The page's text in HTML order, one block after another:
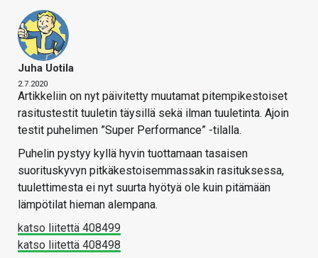
Juha Uotila
2.7.2020
Artikkeliin on nyt päivitetty muutamat pitempikestoiset
rasitustestit tuuletin täysillä sekä ilman tuuletinta. Ajoin
testit puhelimen ”Super Performance” -tilalla.
Puhelin pystyy kyllä hyvin tuottamaan tasaisen
suorituskyvyn pitkäkestoisemmassakin rasituksessa,
tuulettimesta ei nyt suurta hyötyä ole kuin pitämään
lämpötilat hieman alempana.
katso liitettä 408499
katso liitettä 408498